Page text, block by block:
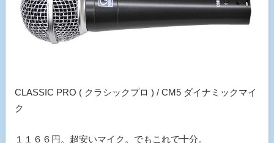
CLASSIC PRO ( クラシックプロ ) / CM5 ダイナミックマイ
ク
１１６６円。超安いマイク。でもこれで十分。